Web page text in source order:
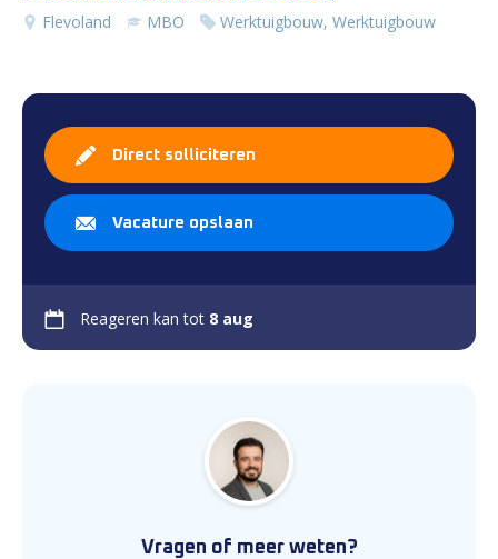
Flevoland MBO Werktuigbouw, Werktuigbouw
Direct solliciteren
Vacature opslaan
Reageren kan tot 8 aug
Vragen of meer weten?